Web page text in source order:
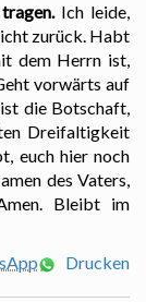
Ich leide,
zurück. Habt
dem Herrn ist,
vorwärts auf
die Botschaft,
Dreifaltigkeit
euch hier noch
des Vaters,
Bleibt im
Drucken